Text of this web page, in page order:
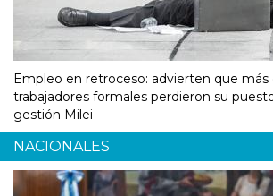
Empleo en retroceso: advierten que más
trabajadores formales perdieron su
gestión Milei
NACIONALES